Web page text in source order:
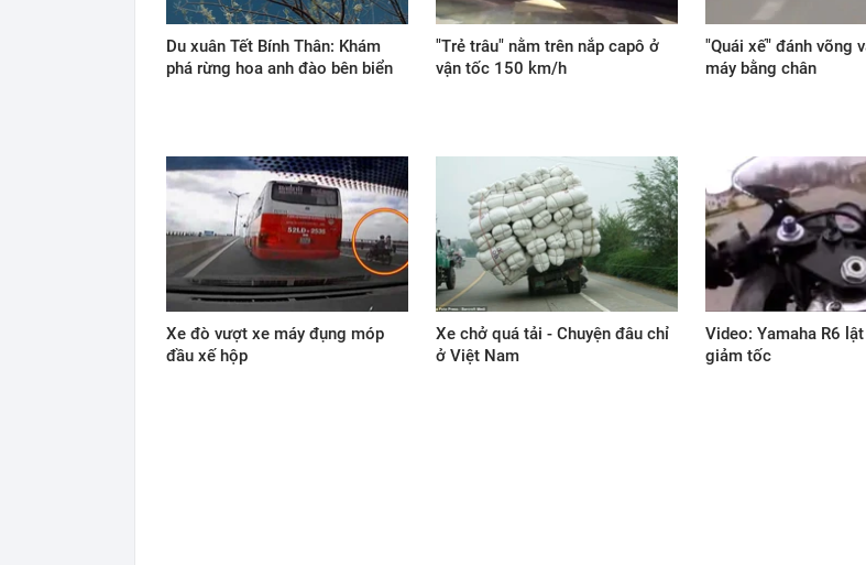
Du xuân Tết Bính Thân: Khám
phá rừng hoa anh đào bên biển
"Trẻ trâu" nằm trên nắp capô ở
vận tốc 150 km/h
"Quái xế" đánh võng
máy bằng chân
Xe đò vượt xe máy đụng móp
đầu xế hộp
Xe chở quá tải - Chuyện đâu chỉ
ở Việt Nam
Video: Yamaha R6
giảm tốc